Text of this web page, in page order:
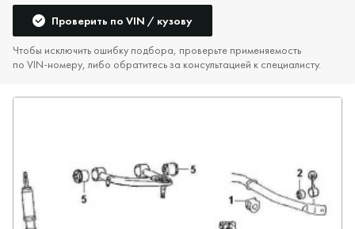
Проверить по VIN / кузову
Чтобы исключить ошибку подбора, проверьте применяемость
по VIN‑номеру, либо обратитесь за консультацией к специалисту.